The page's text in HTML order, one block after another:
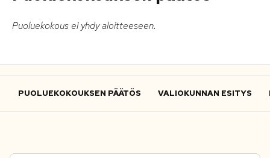
Puoluekokous ei yhdy aloitteeseen.
PUOLUEKOKOUKSEN PÄÄTÖS VALIOKUNNAN ESITYS